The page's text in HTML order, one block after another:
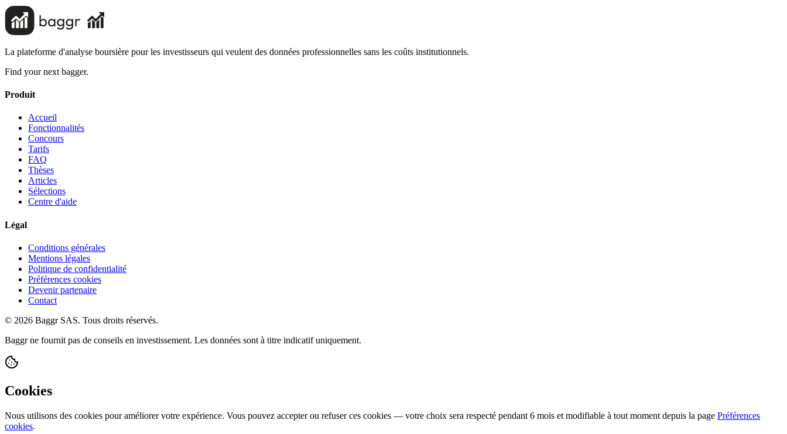
La plateforme d'analyse boursière pour les investisseurs qui veulent des données professionnelles sans les coûts institutionnels.
Find your next bagger.
Produit
Accueil
Fonctionnalités
Concours
Tarifs
FAQ
Thèses
Articles
Sélections
Centre d'aide
Légal
Conditions générales
Mentions légales
Politique de confidentialité
Préférences cookies
Devenir partenaire
Contact
© 2026 Baggr SAS. Tous droits réservés.
Baggr ne fournit pas de conseils en investissement. Les données sont à titre indicatif uniquement.
Cookies
Nous utilisons des cookies pour améliorer votre expérience. Vous pouvez accepter ou refuser ces cookies — votre choix sera respecté pendant 6 mois et modifiable à tout moment depuis la page Préférences
cookies.